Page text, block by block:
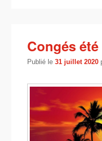
Congés été
Publié le31 juillet 2020